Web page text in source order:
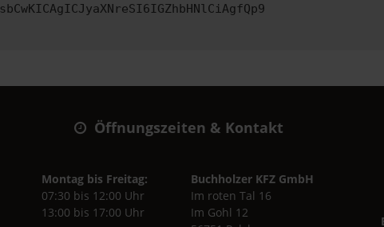
Öffnungszeiten & Kontakt
Montag bis Freitag:
07:30 bis 12:00 Uhr
13:00 bis 17:00 Uhr
Buchholzer KFZ GmbH
Im roten Tal 16
Im Gohl 12